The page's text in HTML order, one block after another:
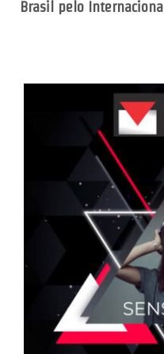
Brasil pelo Internacional